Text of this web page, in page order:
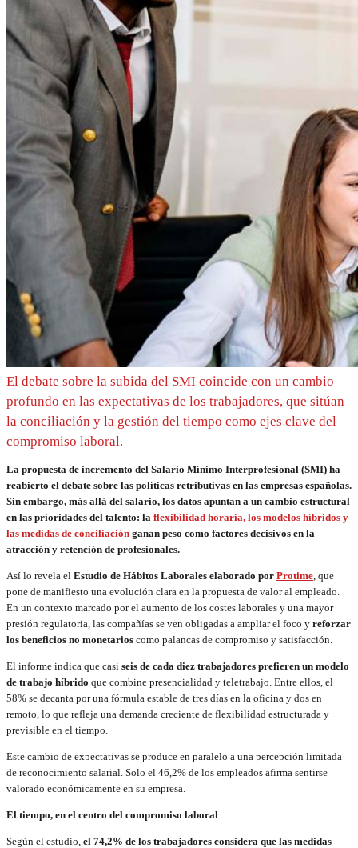
El debate sobre la subida del SMI coincide con un cambio
profundo en las expectativas de los trabajadores, que sitúan
la conciliación y la gestión del tiempo como ejes clave del
compromiso laboral.
La propuesta de incremento del Salario Mínimo Interprofesional (SMI) ha
reabierto el debate sobre las políticas retributivas en las empresas españolas.
Sin embargo, más allá del salario, los datos apuntan a un cambio estructural
en las prioridades del talento: la flexibilidad horaria, los modelos híbridos y
las medidas de conciliación ganan peso como factores decisivos en la
atracción y retención de profesionales.
Así lo revela el Estudio de Hábitos Laborales elaborado por Protime, que
pone de manifiesto una evolución clara en la propuesta de valor al empleado.
En un contexto marcado por el aumento de los costes laborales y una mayor
presión regulatoria, las compañías se ven obligadas a ampliar el foco y reforzar
los beneficios no monetarios como palancas de compromiso y satisfacción.
El informe indica que casi seis de cada diez trabajadores prefieren un modelo
de trabajo híbrido que combine presencialidad y teletrabajo. Entre ellos, el
58% se decanta por una fórmula estable de tres días en la oficina y dos en
remoto, lo que refleja una demanda creciente de flexibilidad estructurada y
previsible en el tiempo.
Este cambio de expectativas se produce en paralelo a una percepción limitada
de reconocimiento salarial. Solo el 46,2% de los empleados afirma sentirse
valorado económicamente en su empresa.
El tiempo, en el centro del compromiso laboral
Según el estudio, el 74,2% de los trabajadores considera que las medidas